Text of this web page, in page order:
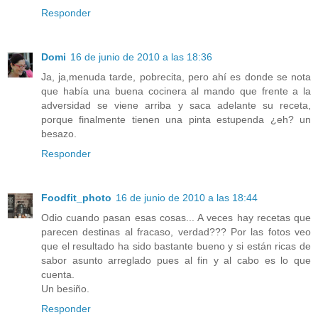
Responder
Domi 16 de junio de 2010 a las 18:36
Ja, ja,menuda tarde, pobrecita, pero ahí es donde se nota
que había una buena cocinera al mando que frente a la
adversidad se viene arriba y saca adelante su receta,
porque finalmente tienen una pinta estupenda ¿eh? un
besazo.
Responder
Foodfit_photo 16 de junio de 2010 a las 18:44
Odio cuando pasan esas cosas... A veces hay recetas que
parecen destinas al fracaso, verdad??? Por las fotos veo
que el resultado ha sido bastante bueno y si están ricas de
sabor asunto arreglado pues al fin y al cabo es lo que
cuenta.
Un besiño.
Responder